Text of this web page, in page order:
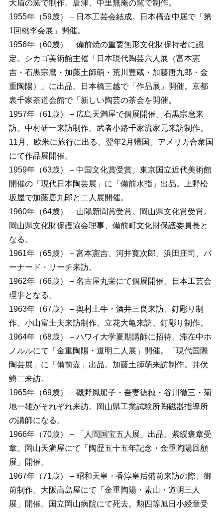
大眉の窯で制作。唐津、中里無庵の窯で制作。
1955年（59歳） – 日本工芸会結成。日本橋壺中居で「第
1回桃李会展」開催。
1956年（60歳） – 備前焼の重要無形文化財保持者に認
定。シカゴ美術館主催「日本現代陶芸六人展（富本憲
吉・石黒宗麿・加藤土師萌・荒川豊蔵・加藤唐九郎・金
重陶陽）」に出品。日本橋三越で「作品展」開催。京都
裏千家茶道会館で「新しい陶芸の茶会を開催。
1957年（61歳） – 広島天満屋で個展開催。石黒宗麿来
訪。中村研一来訪制作。武者小路千家流家元来訪制作。
11月、欧米に旅行に出る、翌年2月帰国。アメリカ合衆国
にて作品展開催。
1959年（63歳） – 中国文化賞受賞。東京国立近代美術館
開催の「現代日本陶芸展」に「備前水指」出品。上野松
坂屋で加藤唐九郎と二人展開催。
1960年（64歳） – 山陽新聞賞受賞。岡山県文化賞受賞。
岡山県文化財保護協会理事、備前町文化財保護委員長と
なる。
1961年（65歳） – 富本憲吉、河井寛次郎、浜田庄司、バ
ーナード・リーチ来訪。
1962年（66歳） – 名古屋丸栄にて個展開催。日本工芸会
理事となる。
1963年（67歳） – 奥村土牛・酒井三良来訪、釘彫り制
作。小山富士夫来訪制作。立花大亀来訪、釘彫り制作。
1964年（68歳） – ハワイ大学夏期講師に招待。滞在中ホ
ノルルにて「金重陶陽・道明二人展」開催。「現代国際
陶芸展」に「備前壺」出品。加藤土師萌来訪制作。井伏
鱒二来訪。
1965年（69歳） – 磯野風船子・吾妻徳穂・谷川徹三・菊
地一雄がそれぞれ来訪。岡山県工業試験所陶磁器指導所
の講師になる。
1966年（70歳） – 「人間国宝五人展」出品。紫綬褒章受
章。岡山天満屋にて「陶歴五十五年記念・金重陶陽回顧
展」開催。
1967年（71歳） – 昭和天皇・香淳皇后備前来訪の際、御
前制作。大阪高島屋にて「金重陶陽・素山・道明三人
展」開催。国立岡山病院にて死去。勲四等旭日小綬章受